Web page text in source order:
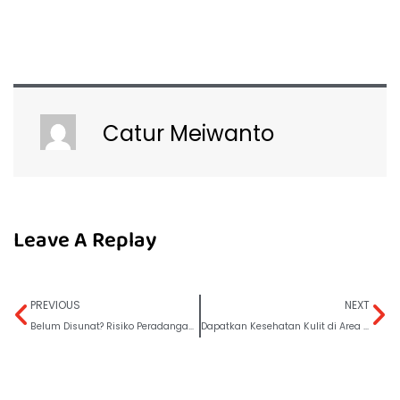
Catur Meiwanto
Leave A Replay
PREVIOUS
Belum Disunat? Risiko Peradangan Kulit Bisa Meningkat!
NEXT
Dapatkan Kesehatan Kulit di Area Alat Vital dengan Sunat